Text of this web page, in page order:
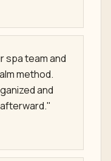
details I
direction,
my
more